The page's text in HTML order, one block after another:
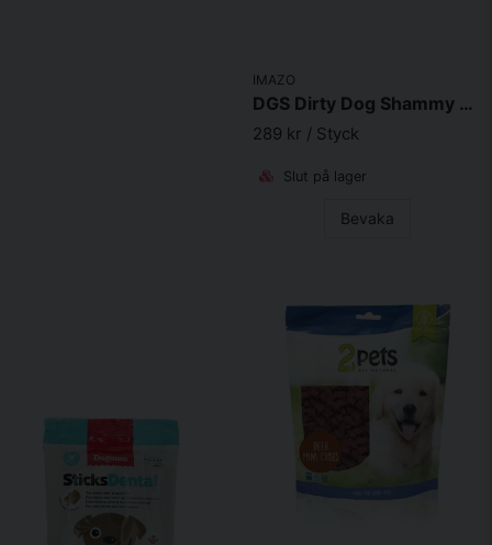
IMAZO
DGS Dirty Dog Shammy Handduk Pacific Blue
289 kr / Styck
Slut på lager
Bevaka